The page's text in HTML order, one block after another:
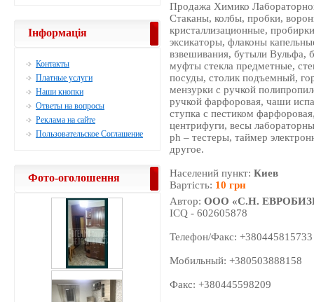
Продажа Химико
Стаканы, колбы, пробки,
кристаллизационные,
эксикаторы, флаконы
взвешивания, бутыли Вульфа,
муфты стекла предметные,
посуды, столик подъемный,
мензурки с ручкой
ручкой фарфоровая, чаши
ступка с пестиком
центрифуги, весы
ph – тестеры, таймер
другое.
Населений пункт:Киев
Вартість: 10 грн
Автор:ООО «С.Н.
ICQ - 602605878
Телефон/Факс: +380445815733
Мобильный: +380503888158
Факс: +380445598209
Інформація
Контакты
Платные услуги
Наши кнопки
Ответы на вопросы
Реклама на сайте
Пользовательское Соглашение
Фото-оголошення